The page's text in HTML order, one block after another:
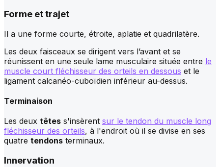
Forme et trajet
Il a une forme courte, étroite, aplatie et quadrilatère.
Les deux faisceaux se dirigent vers l’avant et se
réunissent en une seule lame musculaire située entre le
muscle court fléchisseur des orteils en dessous et le
ligament calcanéo-cuboïdien inférieur au-dessus.
Terminaison
Les deux têtes s'insèrent sur le tendon du muscle long
fléchisseur des orteils, à l'endroit où il se divise en ses
quatre tendons terminaux.
Innervation